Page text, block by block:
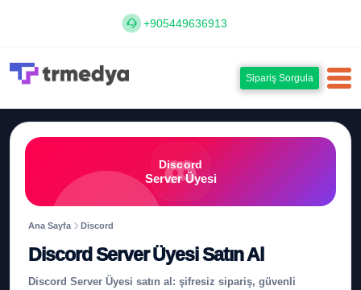
+905449636913
Sipariş Sorgula
Discord
Server Üyesi
Ana Sayfa Discord
Discord Server Üyesi Satın Al
Discord Server Üyesi satın al: şifresiz sipariş, güvenli